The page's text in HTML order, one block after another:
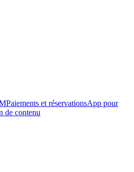
Paiements et réservationsApp pour
de contenu